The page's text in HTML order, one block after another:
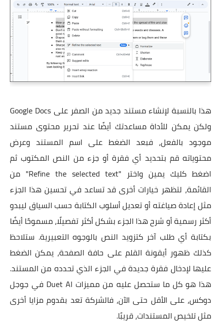
هذا بالنسبة لإنشاء مستند جديد من الصفر على Google Docs
ولكن يمكن للأداة مساعدتك أيضًا عند تحرير محتوى مستند
موجود بالفعل، فبعد الضغط على اسم المستند وعرض
محتوياته قم بتحديد أي فقرة أو جزء من النص المكتوب ثم
اضغط كليك يمين واختر "Refine the selected text" من
القائمة، لتظهر خيارات أخرى قد تساعد في تحسين هذا الجزء
مثل إعادة صياغته أو تعديل أسلوب الكتابة حسب السياق ليبدو
أكثر رسمية أو شرح هذا الجزء بشكل أكثر تفصيلًا، مسموحًا أيضًا
بكتابة أي طلب آخر كتزويد النص بالوجوه التعبيرية. ستلاحظ
كذلك ظهور أيقونة القلم على حافة الصفحة، يمكن الضغط
عليها لإدخال فقرة جديدة في الجزء الذي تحدده من المستند.
هذا هو كل ما ستحصل عليه من مميزات Duet AI في جوجل
دوكس، على الأقل حتى الآن، فالشركة تعد بقدوم مزايا أخرى
مثل تلخيص المستندات، قريبًا.